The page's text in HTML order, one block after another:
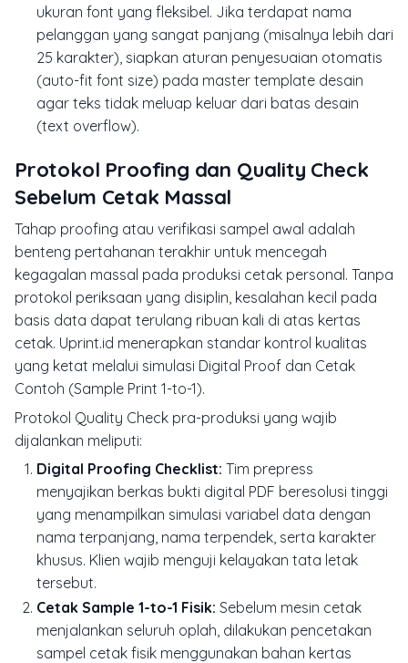
ukuran font yang fleksibel. Jika terdapat nama
pelanggan yang sangat panjang (misalnya lebih dari
25 karakter), siapkan aturan penyesuaian otomatis
(auto-fit font size) pada master template desain
agar teks tidak meluap keluar dari batas desain
(text overflow).
Protokol Proofing dan Quality Check
Sebelum Cetak Massal
Tahap proofing atau verifikasi sampel awal adalah
benteng pertahanan terakhir untuk mencegah
kegagalan massal pada produksi cetak personal. Tanpa
protokol periksaan yang disiplin, kesalahan kecil pada
basis data dapat terulang ribuan kali di atas kertas
cetak. Uprint.id menerapkan standar kontrol kualitas
yang ketat melalui simulasi Digital Proof dan Cetak
Contoh (Sample Print 1-to-1).
Protokol Quality Check pra-produksi yang wajib
dijalankan meliputi:
Digital Proofing Checklist: Tim prepress
menyajikan berkas bukti digital PDF beresolusi tinggi
yang menampilkan simulasi variabel data dengan
nama terpanjang, nama terpendek, serta karakter
khusus. Klien wajib menguji kelayakan tata letak
tersebut.
Cetak Sample 1-to-1 Fisik: Sebelum mesin cetak
menjalankan seluruh oplah, dilakukan pencetakan
sampel cetak fisik menggunakan bahan kertas